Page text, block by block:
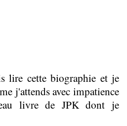
lire cette biographie et je
j'attends avec impatience
livre de JPK dont je